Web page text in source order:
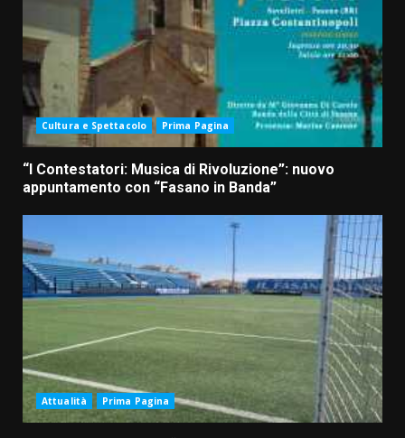
Cultura e Spettacolo Prima Pagina
“I Contestatori: Musica di Rivoluzione”: nuovo
appuntamento con “Fasano in Banda”
Attualità Prima Pagina